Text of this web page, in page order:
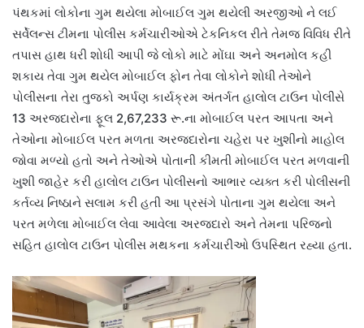
પંથકમાં લોકોના ગુમ થયેલા મોબાઈલ ગુમ થયેલી અરજીઓ ને લઈ
સર્વેલન્સ ટીમના પોલીસ કર્મચારીઓએ ટેકનિકલ રીતે તેમજ વિવિધ રીતે
તપાસ હાથ ધરી શોધી આપી જે લોકો માટે મોંઘા અને અનમોલ કહી
શકાય તેવા ગુમ થયેલ મોબાઈલ ફોન તેવા લોકોને શોધી તેઓને
પોલીસના તેરા તુજકો અર્પણ કાર્યક્રમ અંતર્ગત હાલોલ ટાઉન પોલીસે
13 અરજદારોના ફૂલ 2,67,233 રૂ.ના મોબાઈલ પરત આપતા અને
તેઓના મોબાઈલ પરત મળતા અરજદારોના ચહેરા પર ખુશીનો માહોલ
જોવા મળ્યો હતો અને તેઓએ પોતાની કીમતી મોબાઈલ પરત મળવાની
ખુશી જાહેર કરી હાલોલ ટાઉન પોલીસનો આભાર વ્યક્ત કરી પોલીસની
કર્તવ્ય નિષ્ઠાને સલામ કરી હતી આ પ્રસંગે પોતાના ગુમ થયેલા અને
પરત મળેલા મોબાઈલ લેવા આવેલા અરજદારો અને તેમના પરિજનો
સહિત હાલોલ ટાઉન પોલીસ મથકના કર્મચારીઓ ઉપસ્થિત રહ્યા હતા.